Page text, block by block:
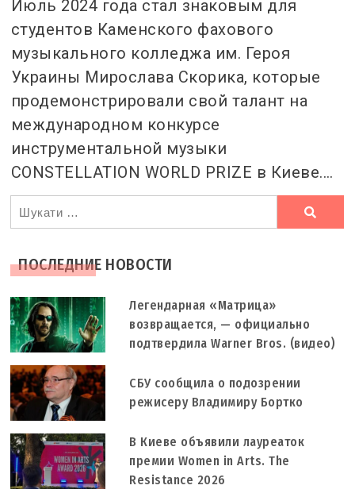
Июль 2024 года стал знаковым для
студентов Каменского фахового
музыкального колледжа им. Героя
Украины Мирослава Скорика, которые
продемонстрировали свой талант на
международном конкурсе
инструментальной музыки
CONSTELLATION WORLD PRIZE в Киеве.…
Ви
шукали
ПОСЛЕДНИЕ НОВОСТИ
Легендарная «Матрица»
возвращается, — официально
подтвердила Warner Bros. (видео)
СБУ сообщила о подозрении
режисеру Владимиру Бортко
В Киеве объявили лауреаток
премии Women in Arts. The
Resistance 2026